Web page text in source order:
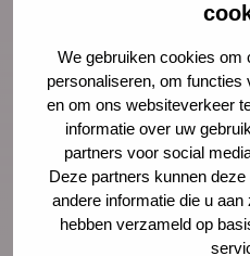
We gebruiken cookies om
personaliseren, om functies
en om ons websiteverkeer
informatie over uw
partners voor social
Deze partners kunnen
andere informatie die u
hebben verzameld op
Nieuws 4 augustus
Opinie: Vakantie?